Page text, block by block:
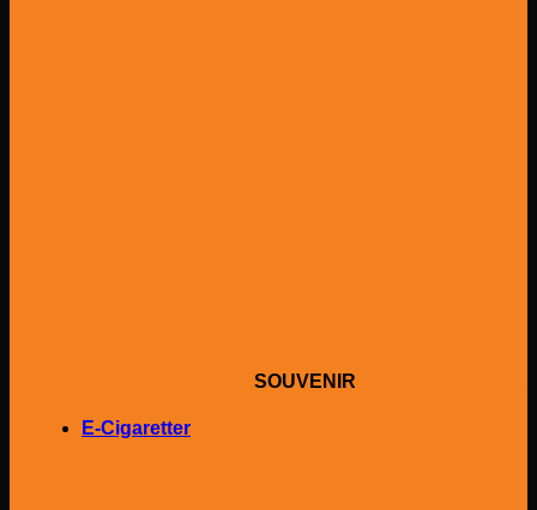
SOUVENIR
E-Cigaretter